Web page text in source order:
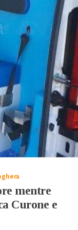
mentre
Curone e